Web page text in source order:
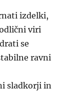
izdelki,
viri
se
ravni
sladkorji in